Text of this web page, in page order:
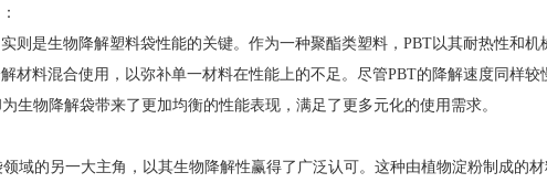
则是生物降解塑料袋性能的关键。作为一种聚酯类塑料，PBT以其耐热性和
材料混合使用，以弥补单一材料在性能上的不足。尽管PBT的降解速度同样较
生物降解袋带来了更加均衡的性能表现，满足了更多元化的使用需求。
域的另一大主角，以其生物降解性赢得了广泛认可。这种由植物淀粉制成的